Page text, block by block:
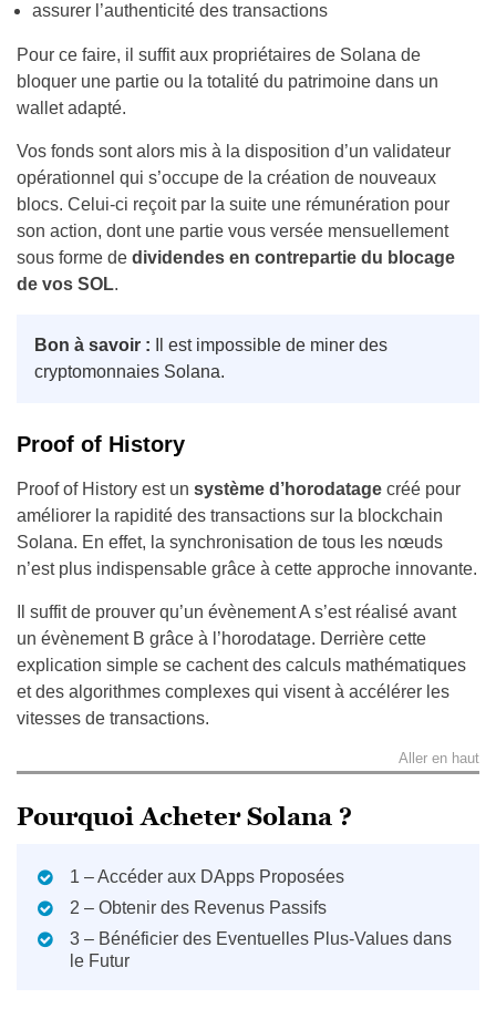
assurer l’authenticité des transactions
Pour ce faire, il suffit aux propriétaires de Solana de
bloquer une partie ou la totalité du patrimoine dans un
wallet adapté.
Vos fonds sont alors mis à la disposition d’un validateur
opérationnel qui s’occupe de la création de nouveaux
blocs. Celui-ci reçoit par la suite une rémunération pour
son action, dont une partie vous versée mensuellement
sous forme de dividendes en contrepartie du blocage
de vos SOL.
Bon à savoir :
Il est impossible de miner des
cryptomonnaies Solana.
Proof of History
Proof of History est un système d’horodatage créé pour
améliorer la rapidité des transactions sur la blockchain
Solana. En effet, la synchronisation de tous les nœuds
n’est plus indispensable grâce à cette approche innovante.
Il suffit de prouver qu’un évènement A s’est réalisé avant
un évènement B grâce à l’horodatage. Derrière cette
explication simple se cachent des calculs mathématiques
et des algorithmes complexes qui visent à accélérer les
vitesses de transactions.
Aller en haut
Pourquoi Acheter Solana ?
1 – Accéder aux DApps Proposées
2 – Obtenir des Revenus Passifs
3 – Bénéficier des Eventuelles Plus-Values dans
le Futur